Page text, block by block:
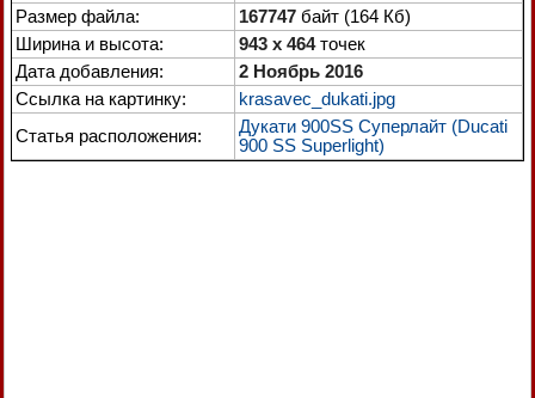
Размер файла:
167747 байт (164 Кб)
Ширина и высота:
943 x 464точек
Дата добавления:
2 Ноябрь 2016
Ссылка на картинку:
krasavec_dukati.jpg
Статья расположения:
Дукати 900SS Суперлайт (Ducati
900 SS Superlight)